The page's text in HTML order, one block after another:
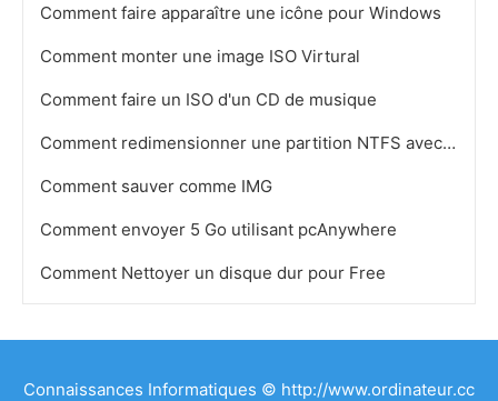
Comment faire apparaître une icône pour Windows
Comment monter une image ISO Virtural
Comment faire un ISO d'un CD de musique
Comment redimensionner une partition NTFS avec GParted
Comment sauver comme IMG
Comment envoyer 5 Go utilisant pcAnywhere
Comment Nettoyer un disque dur pour Free
Connaissances Informatiques © http://www.ordinateur.cc